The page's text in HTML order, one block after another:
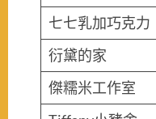
七七乳加巧克力
衍黛的家
傑糯米工作室